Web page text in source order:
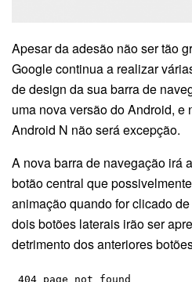
Apesar da adesão não ser tão
Google continua a realizar
de design da sua barra de
uma nova versão do Android, e
Android N não será excepção.
A nova barra de navegação irá
botão central que
animação quando for clicado
dois botões laterais irão ser
detrimento dos anteriores